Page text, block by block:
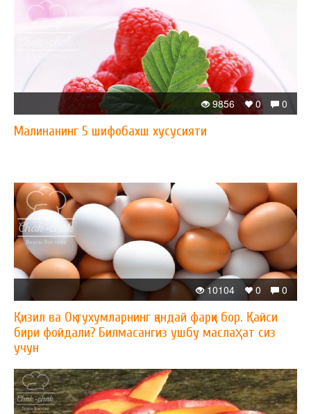
0
0
9856
Малинанинг 5 шифобахш хусусияти
0
0
10104
Қизил ва Оқ тухумларнинг қандай фарқи бор. Қайси
бири фойдали? Билмасангиз ушбу маслаҳат сиз
учун